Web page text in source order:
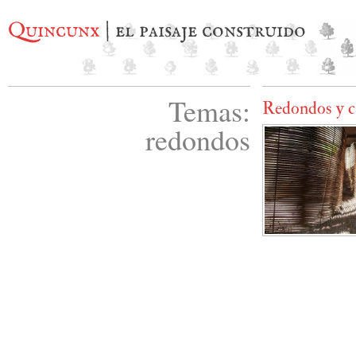
Quincunx | el paisaje construido
Temas:
redondos
Redondos y